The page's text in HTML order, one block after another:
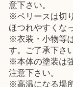
意下さい。
※ペリースは切
ほつれやすくな
※衣装・小物等
す。ご了承下さい
※本体の塗装は
注意下さい。
※高温になる場